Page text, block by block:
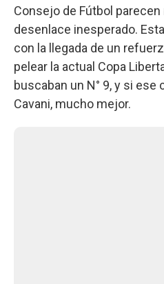
Consejo de Fútbol
desenlace inesperado.
con la llegada de un
pelear la actual Copa
buscaban un N° 9, y si
Cavani, mucho mejor.